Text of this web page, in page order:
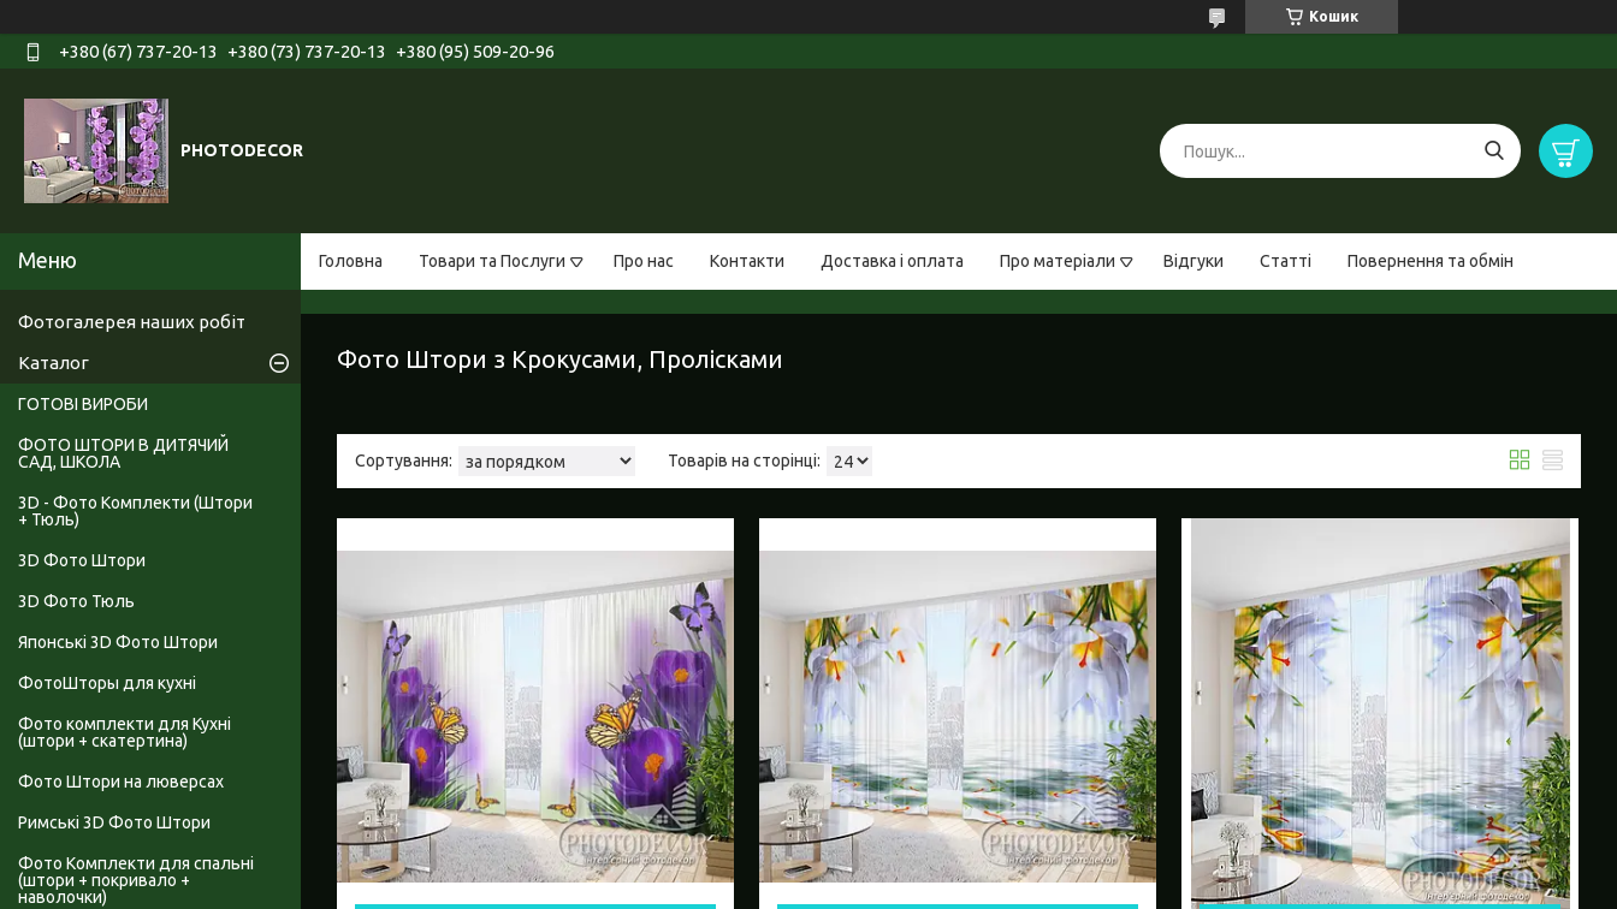
Кошик
+380 (67) 737-20-13 +380 (73) 737-20-13 +380 (95) 509-20-96
PHOTODECOR
Головна Товари та Послуги Про нас Контакти Доставка і оплата Про матеріали Відгуки Статті Повернення та обмін
Фото Штори з Крокусами, Пролісками
Фотогалерея наших робіт
Каталог
ГОТОВІ ВИРОБИ
ФОТО ШТОРИ В ДИТЯЧИЙ
САД, ШКОЛА
3D - Фото Комплекти (Штори
+ Тюль)
3D Фото Штори
3D Фото Тюль
Японські 3D Фото Штори
ФотоШторы для кухні
Фото комплекти для Кухні
(штори + скатертина)
Фото Штори на люверсах
Римські 3D Фото Штори
Фото Комплекти для спальні
(штори + покривало +
наволочки)